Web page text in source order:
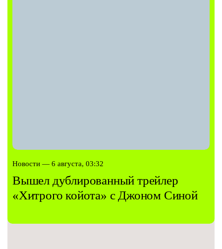
Новости — 6 августа, 03:32
Вышел дублированный трейлер
«Хитрого койота» с Джоном Синой